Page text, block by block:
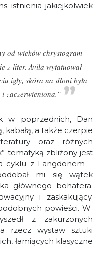
istnienia jakiejkolwiek
od wieków chrystogram
z liter. Avila wytatuował
igły, skóra na dłoni była
zaczerwieniona.”
w poprzednich, Dan
kabałą, a także czerpie
oraz różnych
tematyką zbliżony jest
cyklu z Langdonem –
mi się wątek
głównego bohatera.
i zaskakujący.
powieści. W
z zakurzonych
rzecz wystaw sztuki
łamiących klasyczne